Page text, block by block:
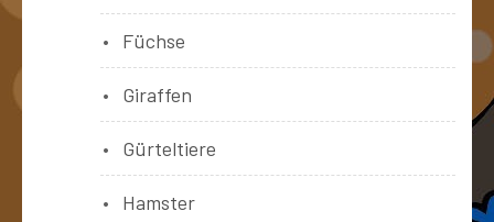
Füchse
Giraffen
Gürteltiere
Hamster